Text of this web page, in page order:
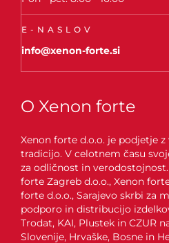
E-NASLOV
info@xenon-forte.si
O Xenon forte
Xenon forte d.o.o. je podjetje
tradicijo. V celotnem času
za odličnost in
forte Zagreb d.o.o., Xenon
forte d.o.o., Sarajevo skrbi za
podporo in distribucijo
Trodat, KAI, Plustek in CZUR
Slovenije, Hrvaške, Bosne in